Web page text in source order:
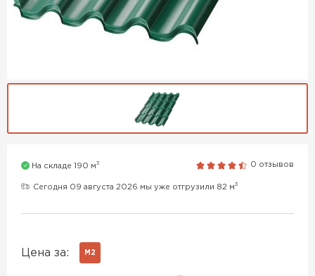
На складе 190 м3 0 отзывов
Сегодня 09 августа 2026 мы уже отгрузили 82 м3
Цена за: М2